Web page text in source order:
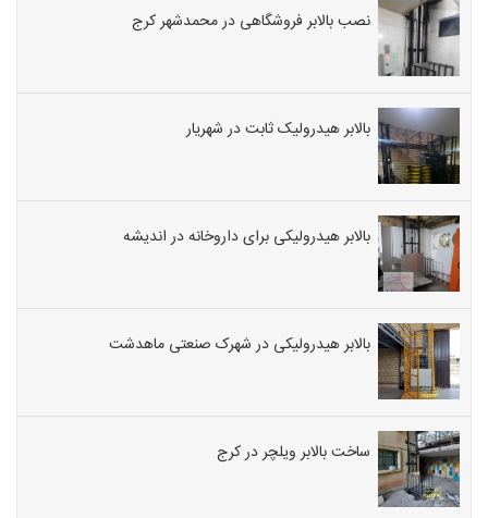
نصب بالابر فروشگاهی در محمدشهر کرج
بالابر هیدرولیک ثابت در شهریار
بالابر هیدرولیکی برای داروخانه در اندیشه
بالابر هیدرولیکی در شهرک صنعتی ماهدشت
ساخت بالابر ویلچر در کرج